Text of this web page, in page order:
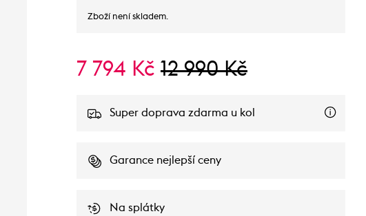
Zboží není skladem.
7 794 Kč 12 990 Kč
Super doprava zdarma u kol
Garance nejlepší ceny
Na splátky